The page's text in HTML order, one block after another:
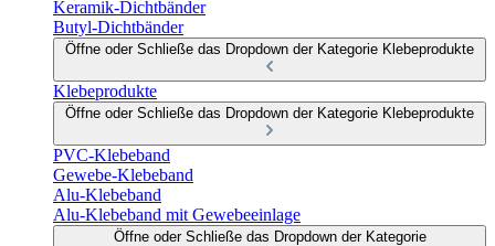
Keramik-Dichtbänder
Butyl-Dichtbänder
Öffne oder Schließe das Dropdown der Kategorie Klebeprodukte
Klebeprodukte
Öffne oder Schließe das Dropdown der Kategorie Klebeprodukte
PVC-Klebeband
Gewebe-Klebeband
Alu-Klebeband
Alu-Klebeband mit Gewebeeinlage
Öffne oder Schließe das Dropdown der Kategorie